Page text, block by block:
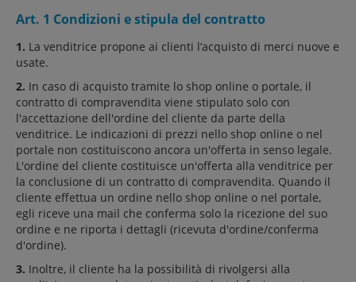
Art. 1 Condizioni e stipula del contratto
1. La venditrice propone ai clienti l’acquisto di merci nuove e
usate.
2. In caso di acquisto tramite lo shop online o portale, il
contratto di compravendita viene stipulato solo con
l'accettazione dell'ordine del cliente da parte della
venditrice. Le indicazioni di prezzi nello shop online o nel
portale non costituiscono ancora un'offerta in senso legale.
L'ordine del cliente costituisce un'offerta alla venditrice per
la conclusione di un contratto di compravendita. Quando il
cliente effettua un ordine nello shop online o nel portale,
egli riceve una mail che conferma solo la ricezione del suo
ordine e ne riporta i dettagli (ricevuta d'ordine/conferma
d'ordine).
3. Inoltre, il cliente ha la possibilità di rivolgersi alla